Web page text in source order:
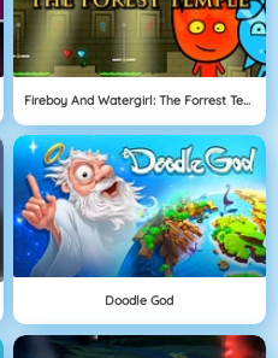
Fireboy And Watergirl: The Forrest Temple
Doodle God